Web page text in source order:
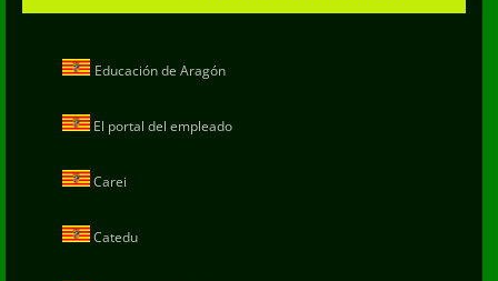
Educación de Aragón
El portal del empleado
Carei
Catedu